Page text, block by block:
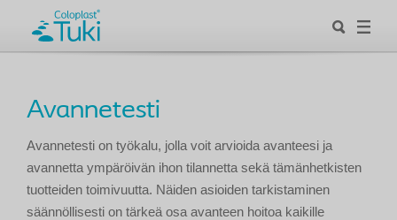
Avannetesti
Avannetesti on työkalu, jolla voit arvioida avanteesi ja
avannetta ympäröivän ihon tilannetta sekä tämänhetkisten
tuotteiden toimivuutta. Näiden asioiden tarkistaminen
säännöllisesti on tärkeä osa avanteen hoitoa kaikille